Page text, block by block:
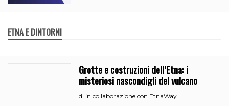
ETNA E DINTORNI
Grotte e costruzioni dell’Etna: i
misteriosi nascondigli del vulcano
di in collaborazione con EtnaWay